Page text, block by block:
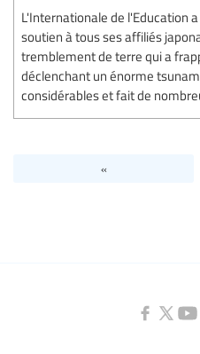
L'Internationale de l'Education
soutien à tous ses affiliés
tremblement de terre qui a
déclenchant un énorme
considérables et fait de
«